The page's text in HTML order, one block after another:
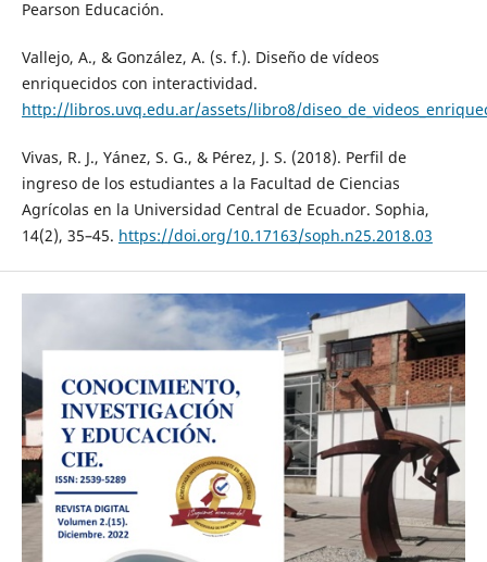
Pearson Educación.
Vallejo, A., & González, A. (s. f.). Diseño de vídeos
enriquecidos con interactividad.
http://libros.uvq.edu.ar/assets/libro8/
Vivas, R. J., Yánez, S. G., & Pérez, J. S. (2018). Perfil de
ingreso de los estudiantes a la Facultad de Ciencias
Agrícolas en la Universidad Central de Ecuador. Sophia,
14(2), 35–45. https://doi.org/10.17163/soph.n25.2018.03